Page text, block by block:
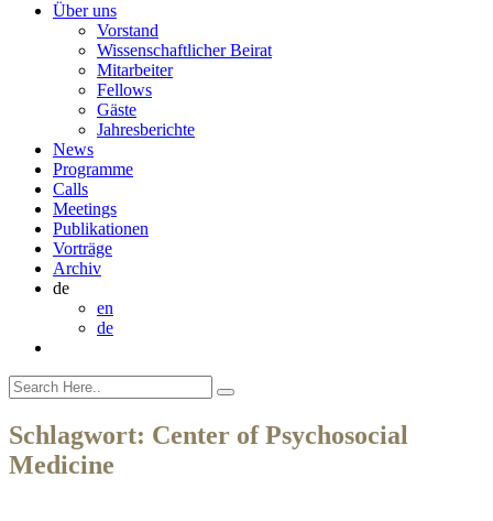
Über uns
Vorstand
Wissenschaftlicher Beirat
Mitarbeiter
Fellows
Gäste
Jahresberichte
News
Programme
Calls
Meetings
Publikationen
Vorträge
Archiv
de
en
de
Schlagwort: Center of Psychosocial
Medicine